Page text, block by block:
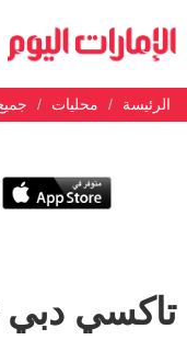
الرئيسة محليات
تاكسي